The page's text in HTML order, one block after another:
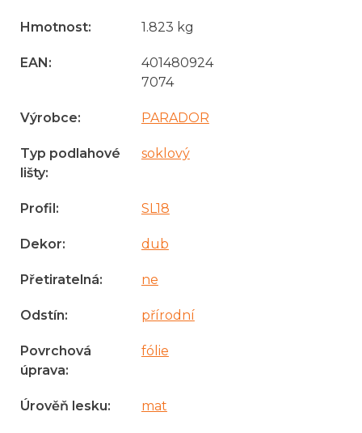
Hmotnost: 1.823 kg
EAN:
401480924
7074
Výrobce: PARADOR
Typ podlahové
lišty:
soklový
Profil: SL18
Dekor: dub
Přetiratelná: ne
Odstín: přírodní
Povrchová
úprava:
fólie
Úrověň lesku: mat